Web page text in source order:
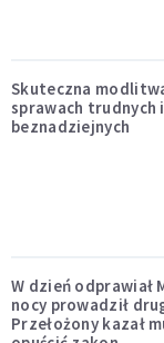
Skuteczna
sprawach trudnych i
beznadziejnych
W dzień odprawiał
nocy prowadził
Przełożony kazał